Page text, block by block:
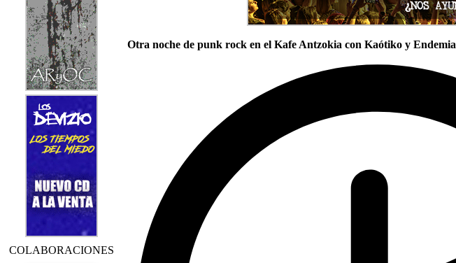
COLABORACIONES
Otra noche de punk rock en el Kafe Antzokia con Kaótiko y Endemia